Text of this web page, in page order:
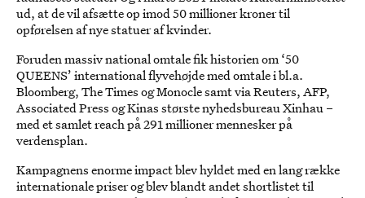
ud, at de vil afsætte op imod 50 millioner kroner til
opførelsen af nye statuer af kvinder.
Foruden massiv national omtale fik historien om ‘50
QUEENS’ international flyvehøjde med omtale i bl.a.
Bloomberg, The Times og Monocle samt via Reuters, AFP,
Associated Press og Kinas største nyhedsbureau Xinhau –
med et samlet reach på 291 millioner mennesker på
verdensplan.
Kampagnens enorme impact blev hyldet med en lang række
internationale priser og blev blandt andet shortlistet til